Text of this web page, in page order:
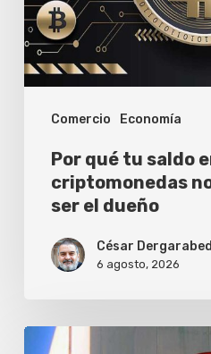
Comercio Economía
criptomonedas
no
te
garantiza
dueño
Por qué tu saldo
criptomonedas
ser el dueño
César
6 agosto, 2026
ICBC